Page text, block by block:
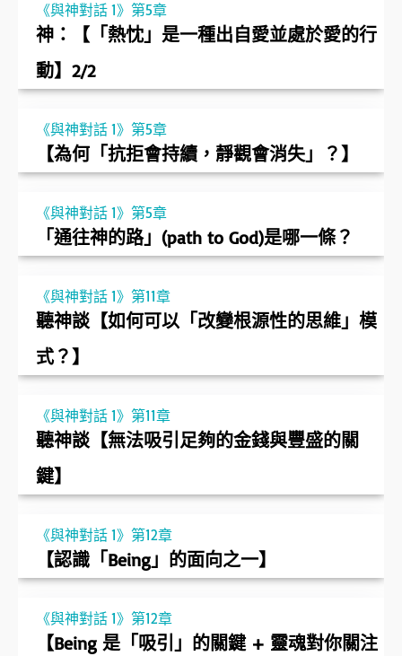
《與神對話 1》第5章
神：【「熱忱」是一種出自愛並處於愛的行
動】2/2
《與神對話 1》第5章
【為何「抗拒會持續，靜觀會消失」？】
《與神對話 1》第5章
「通往神的路」(path to God)是哪一條？
《與神對話 1》第11章
聽神談【如何可以「改變根源性的思維」模
式？】
《與神對話 1》第11章
聽神談【無法吸引足夠的金錢與豐盛的關
鍵】
《與神對話 1》第12章
【認識「Being」的面向之一】
《與神對話 1》第12章
【Being 是「吸引」的關鍵 + 靈魂對你關注